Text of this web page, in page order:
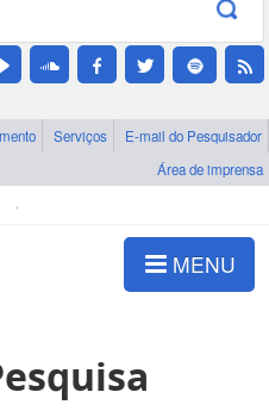
Serviços
E-mail do Pesquisador
Área de imprensa
MENU